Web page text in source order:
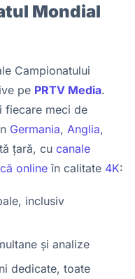
Mondial
Campionatului
pe PRTV Media.
fiecare meci de
Germania, Anglia,
țară, cu canale
online în calitate 4K:
inclusiv
și analize
dedicate, toate